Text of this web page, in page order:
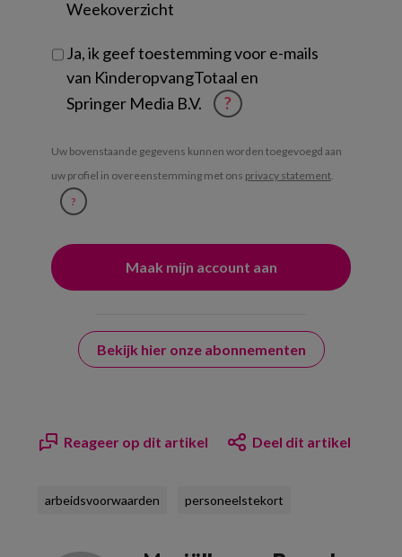
Weekoverzicht
Ja, ik geef toestemming voor e-mails
van KinderopvangTotaal en
Springer Media B.V.
?
Uw bovenstaande gegevens kunnen worden toegevoegd aan
uw profiel in overeenstemming met ons privacy statement.
?
Bekijk hier onze abonnementen
Reageer op dit artikel Deel dit artikel
arbeidsvoorwaarden personeelstekort